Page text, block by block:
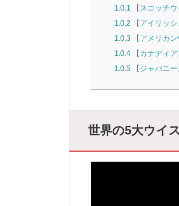
1.0.1 【スコッチウ
1.0.2【アイリッシ
1.0.3【アメリカン
1.0.4【カナディア
1.0.5【ジャパニー
世界の5大ウイ